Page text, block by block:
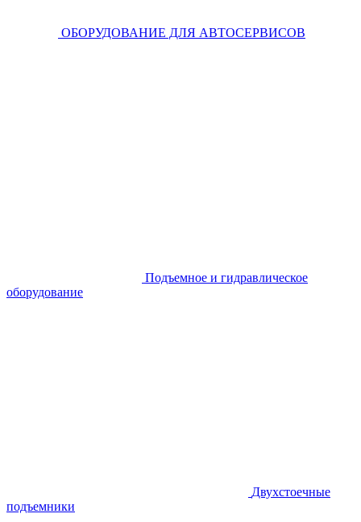
ОБОРУДОВАНИЕ ДЛЯ АВТОСЕРВИСОВ
Подъемное и гидравлическое
оборудование
Двухстоечные
подъемники